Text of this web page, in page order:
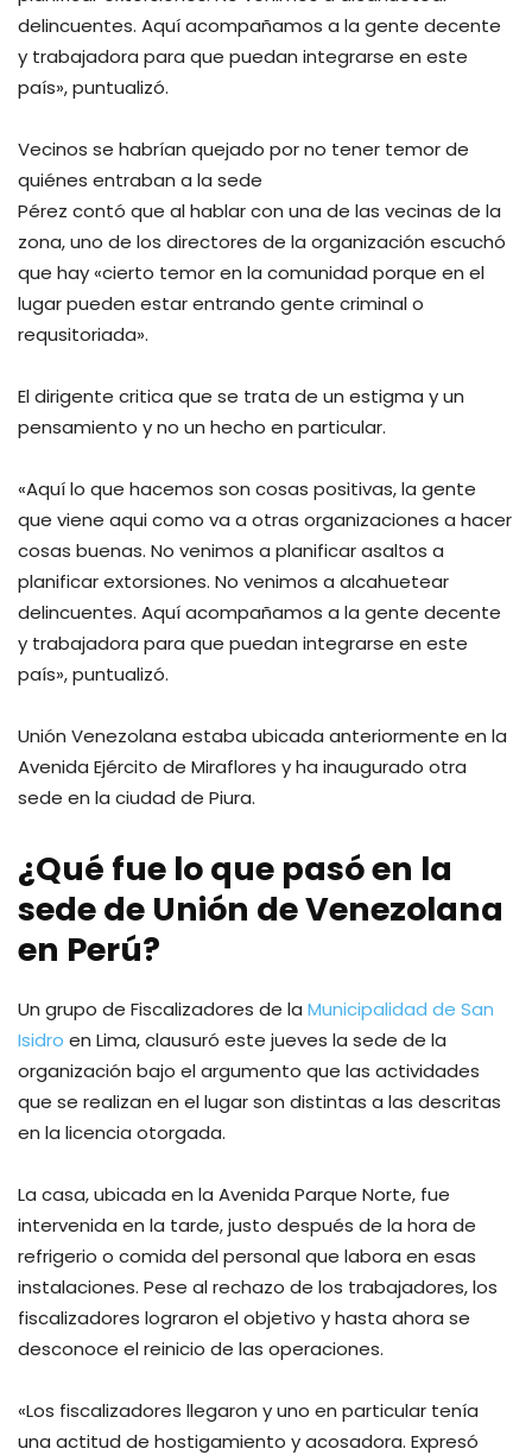
delincuentes. Aquí acompañamos a la gente decente
y trabajadora para que puedan integrarse en este
país», puntualizó.
Vecinos se habrían quejado por no tener temor de
quiénes entraban a la sede
Pérez contó que al hablar con una de las vecinas de la
zona, uno de los directores de la organización escuchó
que hay «cierto temor en la comunidad porque en el
lugar pueden estar entrando gente criminal o
requsitoriada».
El dirigente critica que se trata de un estigma y un
pensamiento y no un hecho en particular.
«Aquí lo que hacemos son cosas positivas, la gente
que viene aqui como va a otras organizaciones a hacer
cosas buenas. No venimos a planificar asaltos a
planificar extorsiones. No venimos a alcahuetear
delincuentes. Aquí acompañamos a la gente decente
y trabajadora para que puedan integrarse en este
país», puntualizó.
Unión Venezolana estaba ubicada anteriormente en la
Avenida Ejército de Miraflores y ha inaugurado otra
sede en la ciudad de Piura.
¿Qué fue lo que pasó en la
sede de Unión de Venezolana
en Perú?
Un grupo de Fiscalizadores de la Municipalidad de San
Isidro en Lima, clausuró este jueves la sede de la
organización bajo el argumento que las actividades
que se realizan en el lugar son distintas a las descritas
en la licencia otorgada.
La casa, ubicada en la Avenida Parque Norte, fue
intervenida en la tarde, justo después de la hora de
refrigerio o comida del personal que labora en esas
instalaciones. Pese al rechazo de los trabajadores, los
fiscalizadores lograron el objetivo y hasta ahora se
desconoce el reinicio de las operaciones.
«Los fiscalizadores llegaron y uno en particular tenía
una actitud de hostigamiento y acosadora. Expresó